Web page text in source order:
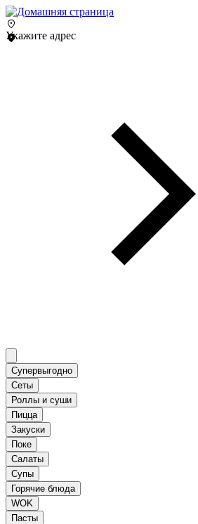
Укажите адрес
Супервыгодно
Сеты
Роллы и суши
Пицца
Закуски
Поке
Салаты
Супы
Горячие блюда
WOK
Пасты